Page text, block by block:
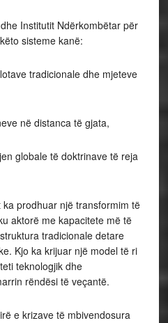
Institutit Ndërkombëtar për
sisteme kanë:
tradicionale dhe mjeteve
në distanca të gjata,
globale të doktrinave të reja
prodhuar një transformim të
aktorë me kapacitete më të
tradicionale detare
Kjo ka krijuar një model të ri
teknologjik dhe
rëndësi të veçantë.
e krizave të mbivendosura